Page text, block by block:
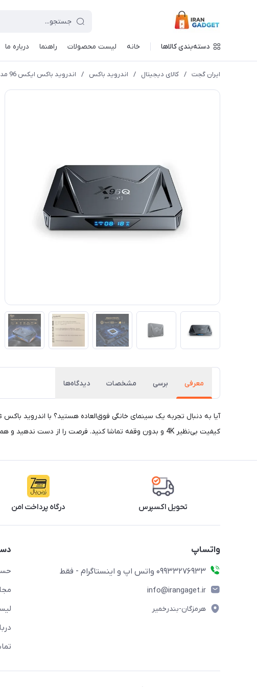
دسته‌بندی کالاها خانه لیست محصولات راهنما درباره ما
ایران گجت / کالای دیجیتال / اندروید باکس / اندروید باکس ایکس 96 مدل x96Q Pro plus 4/64
معرفی برسی مشخصات دیدگاه‌ها
کیفیت بی‌نظیر 4K و بدون وقفه تماشا کنید. فرصت را از دست ندهید و همین حالا خرید کنید!
تحویل اکسپرس درگاه پرداخت امن
واتساپ
09933276933 واتس اپ و اینستاگرام - فقط
info@irangaget.ir
هرمزگان-بندرخمیر